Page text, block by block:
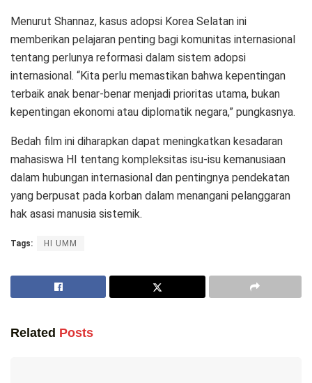
Menurut Shannaz, kasus adopsi Korea Selatan ini
memberikan pelajaran penting bagi komunitas internasional
tentang perlunya reformasi dalam sistem adopsi
internasional. “Kita perlu memastikan bahwa kepentingan
terbaik anak benar-benar menjadi prioritas utama, bukan
kepentingan ekonomi atau diplomatik negara,” pungkasnya.
Bedah film ini diharapkan dapat meningkatkan kesadaran
mahasiswa HI tentang kompleksitas isu-isu kemanusiaan
dalam hubungan internasional dan pentingnya pendekatan
yang berpusat pada korban dalam menangani pelanggaran
hak asasi manusia sistemik.
Tags: HI UMM
Related Posts